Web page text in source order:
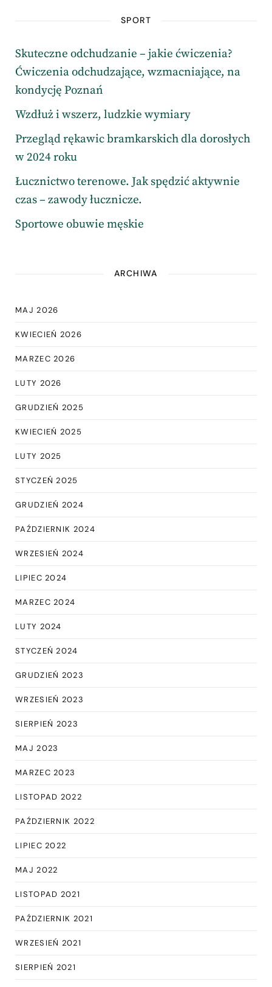
SPORT
Skuteczne odchudzanie – jakie ćwiczenia?
Ćwiczenia odchudzające, wzmacniające, na
kondycję Poznań
Wzdłuż i wszerz, ludzkie wymiary
Przegląd rękawic bramkarskich dla dorosłych
w 2024 roku
Łucznictwo terenowe. Jak spędzić aktywnie
czas – zawody łucznicze.
Sportowe obuwie męskie
ARCHIWA
MAJ 2026
KWIECIEŃ 2026
MARZEC 2026
LUTY 2026
GRUDZIEŃ 2025
KWIECIEŃ 2025
LUTY 2025
STYCZEŃ 2025
GRUDZIEŃ 2024
PAŹDZIERNIK 2024
WRZESIEŃ 2024
LIPIEC 2024
MARZEC 2024
LUTY 2024
STYCZEŃ 2024
GRUDZIEŃ 2023
WRZESIEŃ 2023
SIERPIEŃ 2023
MAJ 2023
MARZEC 2023
LISTOPAD 2022
PAŹDZIERNIK 2022
LIPIEC 2022
MAJ 2022
LISTOPAD 2021
PAŹDZIERNIK 2021
WRZESIEŃ 2021
SIERPIEŃ 2021